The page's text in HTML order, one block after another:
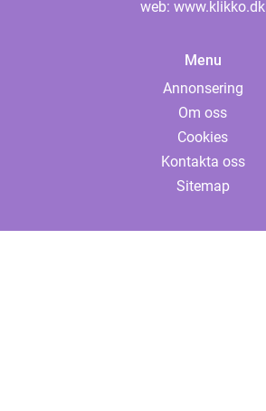
web: www.klikko.dk
Menu
Annonsering
Om oss
Cookies
Kontakta oss
Sitemap